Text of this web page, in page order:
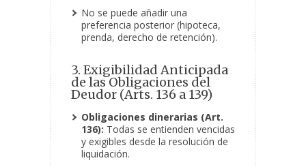
No se puede añadir una
preferencia posterior (hipoteca,
prenda, derecho de retención).
3. Exigibilidad Anticipada
de las Obligaciones del
Deudor (Arts. 136 a 139)
Obligaciones dinerarias (Art.
136): Todas se entienden vencidas
y exigibles desde la resolución de
liquidación.